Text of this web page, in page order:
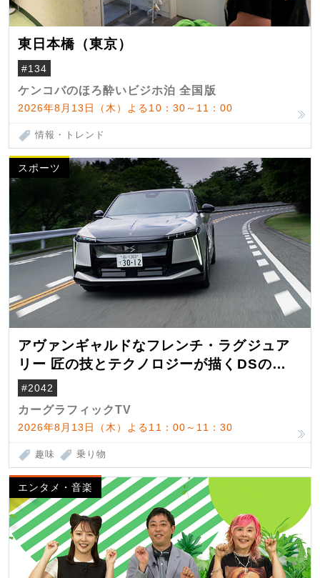
東日本橋（東京）
#134
ケンコバのほろ酔いビジホ泊 全国版
2026年8月13日（木）よる10：30～11：00
情報・トレンド
スポーツ
アヴァンギャルドなフレンチ・ラグジュア
リー 匠の技とテクノロジーが描くDSの世
界観
#2042
カーグラフィックTV
2026年8月13日（木）よる11：00～11：30
趣味 乗り物
エンタメ・音楽